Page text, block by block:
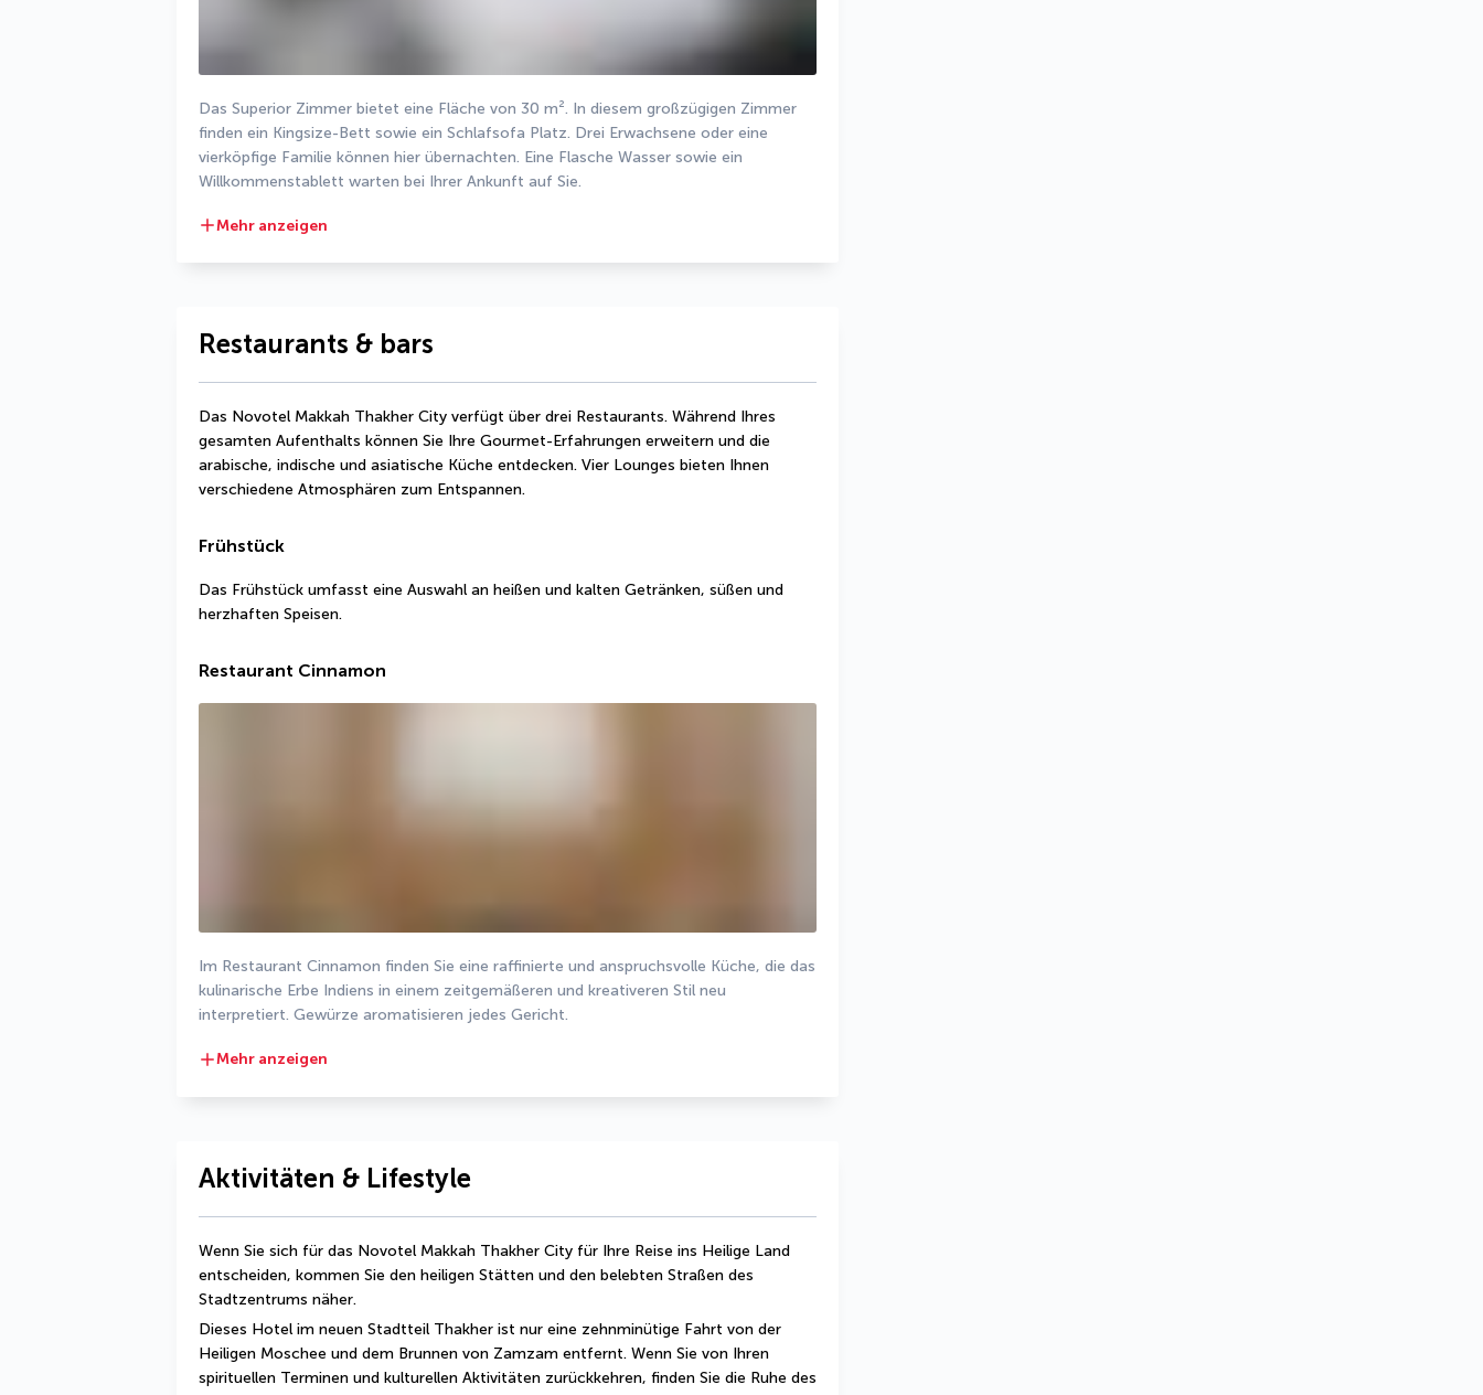
Das Superior Zimmer bietet eine Fläche von 30 m². In diesem großzügigen Zimmer
finden ein Kingsize-Bett sowie ein Schlafsofa Platz. Drei Erwachsene oder eine
vierköpfige Familie können hier übernachten. Eine Flasche Wasser sowie ein
Willkommenstablett warten bei Ihrer Ankunft auf Sie.
Mehr anzeigen
Restaurants & bars
Das Novotel Makkah Thakher City verfügt über drei Restaurants. Während Ihres
gesamten Aufenthalts können Sie Ihre Gourmet-Erfahrungen erweitern und die
arabische, indische und asiatische Küche entdecken. Vier Lounges bieten Ihnen
verschiedene Atmosphären zum Entspannen.
Frühstück
Das Frühstück umfasst eine Auswahl an heißen und kalten Getränken, süßen und
herzhaften Speisen.
Restaurant Cinnamon
Im Restaurant Cinnamon finden Sie eine raffinierte und anspruchsvolle Küche, die das
kulinarische Erbe Indiens in einem zeitgemäßeren und kreativeren Stil neu
interpretiert. Gewürze aromatisieren jedes Gericht.
Mehr anzeigen
Aktivitäten & Lifestyle
Wenn Sie sich für das Novotel Makkah Thakher City für Ihre Reise ins Heilige Land
entscheiden, kommen Sie den heiligen Stätten und den belebten Straßen des
Stadtzentrums näher.
Dieses Hotel im neuen Stadtteil Thakher ist nur eine zehnminütige Fahrt von der
Heiligen Moschee und dem Brunnen von Zamzam entfernt. Wenn Sie von Ihren
spirituellen Terminen und kulturellen Aktivitäten zurückkehren, finden Sie die Ruhe des